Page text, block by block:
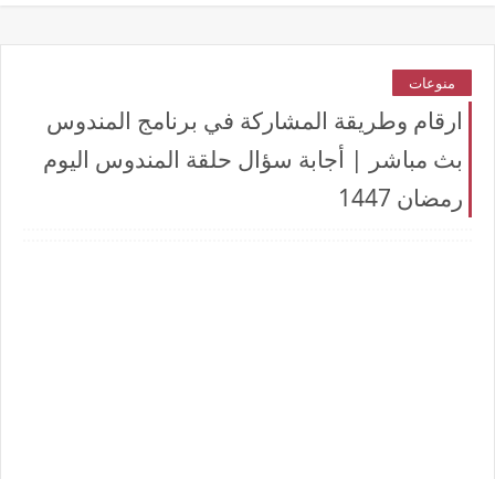
منوعات
ارقام وطريقة المشاركة في برنامج المندوس
بث مباشر | أجابة سؤال حلقة المندوس اليوم
رمضان 1447